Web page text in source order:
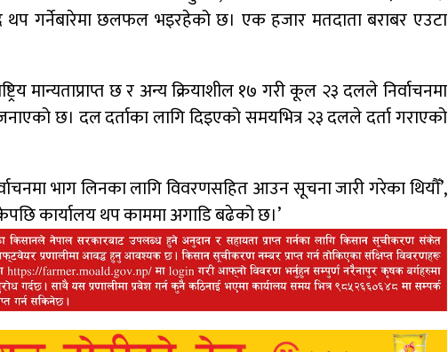
गर्नेबारेमा छलफल भइरहेको छ। एक हजार मतदाता बराबर एउटा
मान्यताप्राप्त छ र अन्य क्रियाशील १७ गरी कूल २३ दलले निर्वाचनमा
छ। दल दर्ताका लागि दिइएको समयभित्र २३ दलले दर्ता गराएको
भाग लिनका लागि विवरणसहित आउन सूचना जारी गरेका थियौँ’,
कार्यालय थप काममा अगाडि बढेको छ।’